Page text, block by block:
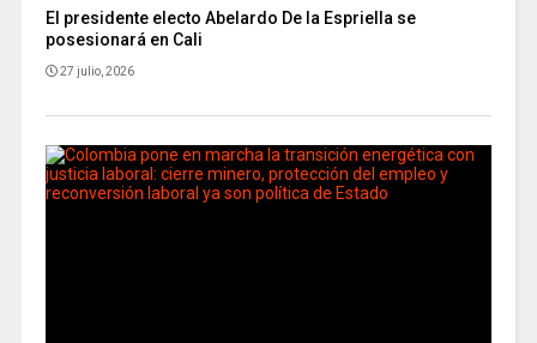
El presidente electo Abelardo De la Espriella se
posesionará en Cali
27 julio, 2026